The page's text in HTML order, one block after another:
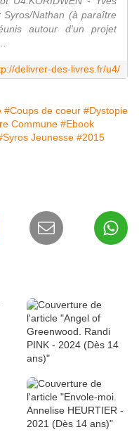
Nathan (à paraître
autour d'un projet
delivrer-des-livres.fr/u4/
#Coups de coeur #Dystopie
Commune #Ebook
Jeunesse #2015